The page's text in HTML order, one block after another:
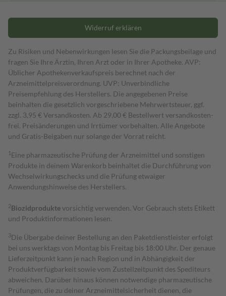
Widerruf erklären
Zu Risiken und Nebenwirkungen lesen Sie die Packungsbeilage und
fragen Sie Ihre Ärztin, Ihren Arzt oder in Ihrer Apotheke. AVP:
Üblicher Apothekenverkaufspreis berechnet nach der
Arzneimittelpreisverordnung. UVP: Unverbindliche
Preisempfehlung des Herstellers. Die angegebenen Preise
beinhalten die gesetzlich vorgeschriebene Mehrwertsteuer, ggf.
zzgl. 3,95 € Versandkosten. Ab 29,00 € Bestell­wert versand­kosten­
frei. Preisänderungen und Irrtümer vorbehalten. Alle Angebote
und Gratis-Beigaben nur solange der Vorrat reicht.
1 Eine pharmazeutische Prüfung der Arzneimittel und sonstigen
Produkte in deinem Warenkorb beinhaltet die Durchführung von
Wechselwirkungschecks und die Prüfung etwaiger
Anwendungshinweise des Herstellers.
2Biozidproduktevorsichtig verwenden. Vor Gebrauch stets Etikett
und Produktinformationen lesen.
3Die Übergabe deiner Bestellung an den Paketdienstleister erfolgt
bei uns werktags von Montag bis Freitag bis 18:00 Uhr. Der genaue
Lieferzeitpunkt kann je nach Region und in Abhängigkeit der
Produktverfügbarkeit sowie vom Zustellzeitpunkt des Spediteurs
abweichen. Darüber hinaus können notwendige pharmazeutische
Prüfungen, die zu deiner Arzneimittelsicherheit dienen, die